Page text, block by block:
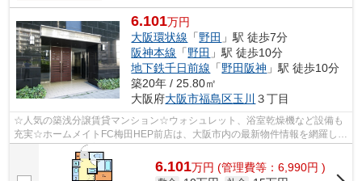
6.101万円
大阪環状線 「野田 」駅 徒歩7分
阪神本線 「野田 」駅 徒歩10分
地下鉄千日前線 「野田阪神 」駅 徒歩10分
築20年 / 25.80㎡
大阪府大阪市福島区玉川 ３丁目
☆人気の築浅分譲賃貸マンション☆ウォシュレット、浴室乾燥機など設備も
充実☆ホームメイトFC梅田HEP前店は、大阪市内の最新物件情報を網羅して
おります。地域密着のホームメイトFC梅田H...
6.101万円 (管理費等：6,990円 )